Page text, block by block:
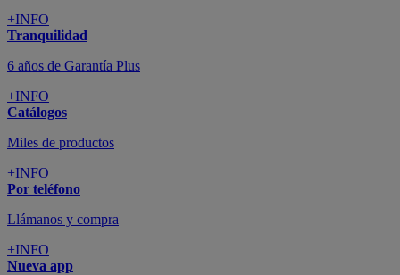
+INFO
Tranquilidad
6 años de Garantía Plus
+INFO
Catálogos
Miles de productos
+INFO
Por teléfono
Llámanos y compra
+INFO
Nueva app